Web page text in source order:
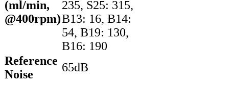
(ml/min,
@400rpm)
235, S25: 315,
B13: 16, B14:
54, B19: 130,
B16: 190
Reference
Noise
65dB